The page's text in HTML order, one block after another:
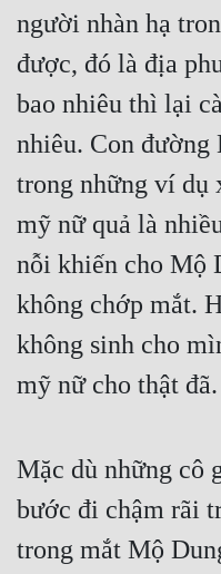
người nhàn hạ
được, đó là địa
bao nhiêu thì lại
nhiêu. Con đường
trong những ví dụ
mỹ nữ quả là
nỗi khiến cho Mộ
không chớp mắt.
không sinh cho
mỹ nữ cho thật đã.
Mặc dù những cô
bước đi chậm rãi
trong mắt Mộ